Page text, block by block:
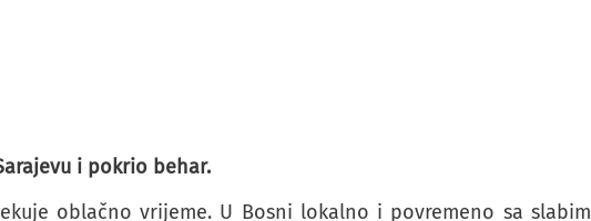
i pokrio behar.
oblačno vrijeme. U Bosni lokalno i povremeno sa slabim